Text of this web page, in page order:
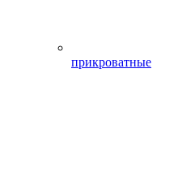
прикроватные